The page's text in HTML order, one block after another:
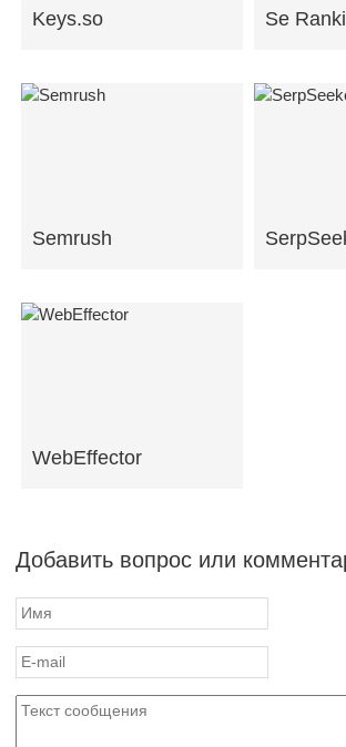
Keys.so Se
Semrush
WebEffector
Добавить вопрос или